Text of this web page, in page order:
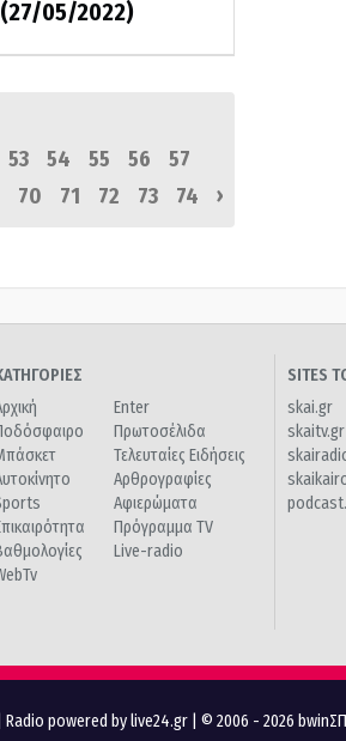
(27/05/2022)
53 54 55 56
57
70 71 72 73 74 ›
Enter
Πρωτοσέλιδα
Τελευταίες Ειδήσεις
Αρθρογραφίες
Αφιερώματα
Πρόγραμμα TV
Live-radio
SITES
skai.gr
skaitv.gr
Radio powered by live24.gr | © 2006 - 2026